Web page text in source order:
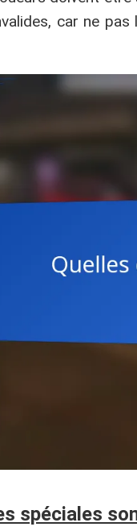
car ne
spéciales